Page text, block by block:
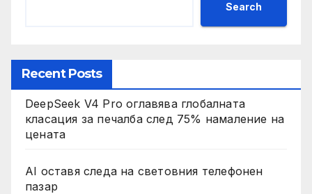
Search
Recent Posts
DeepSeek V4 Pro оглавява глобалната
класация за печалба след 75% намаление на
цената
AI оставя следа на световния телефонен
пазар